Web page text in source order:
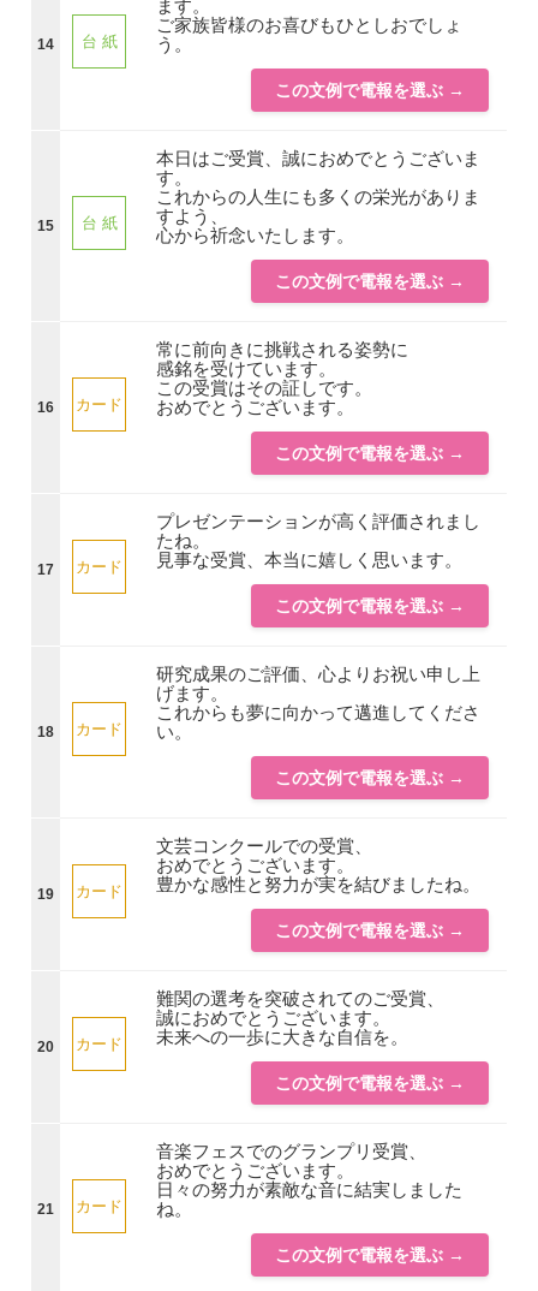
14 台 紙
ます。
ご家族皆様のお喜びもひとしおでしょ
う。
この文例で電報を選ぶ →
15 台 紙
本日はご受賞、誠におめでとうございま
す。
これからの人生にも多くの栄光がありま
すよう、
心から祈念いたします。
この文例で電報を選ぶ →
16 カード
常に前向きに挑戦される姿勢に
感銘を受けています。
この受賞はその証しです。
おめでとうございます。
この文例で電報を選ぶ →
17 カード
プレゼンテーションが高く評価されまし
たね。
見事な受賞、本当に嬉しく思います。
この文例で電報を選ぶ →
18 カード
研究成果のご評価、心よりお祝い申し上
げます。
これからも夢に向かって邁進してくださ
い。
この文例で電報を選ぶ →
19 カード
文芸コンクールでの受賞、
おめでとうございます。
豊かな感性と努力が実を結びましたね。
この文例で電報を選ぶ →
20 カード
難関の選考を突破されてのご受賞、
誠におめでとうございます。
未来への一歩に大きな自信を。
この文例で電報を選ぶ →
21 カード
音楽フェスでのグランプリ受賞、
おめでとうございます。
日々の努力が素敵な音に結実しました
ね。
この文例で電報を選ぶ →